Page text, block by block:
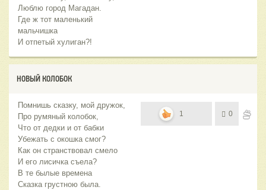
Люблю город Магадан.
Где ж тот маленький
мальчишка
И отпетый хулиган?!
НОВЫЙ КОЛОБОК
Помнишь сказку, мой дружок,
Про румяный колобок,
Что от дедки и от бабки
Убежать с окошка смог?
Как он странствовал смело
И его лисичка съела?
В те былые времена
Сказка грустною была.
1 0